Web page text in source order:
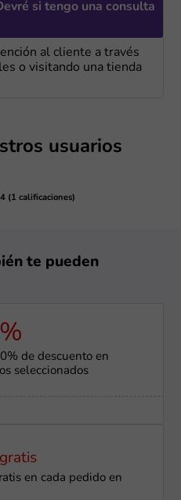
si tengo una consulta
al cliente a través
o visitando una tienda
usuarios
5 stars
4 (1 calificaciones)
te pueden
de descuento en
seleccionados
en cada pedido en